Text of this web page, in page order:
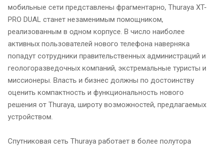
мобильные сети представлены фрагментарно, Thuraya XT-
PRO DUAL станет незаменимым помощником,
реализованным в одном корпусе. В число наиболее
активных пользователей нового телефона наверняка
попадут сотрудники правительственных администраций и
геологоразведочных компаний, экстремальные туристы и
миссионеры. Власть и бизнес должны по достоинству
оценить компактность и функциональность нового
решения от Thuraya, широту возможностей, предлагаемых
устройством.
Спутниковая сеть Thuraya работает в более полутора